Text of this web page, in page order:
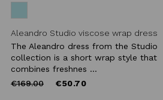
Aleandro Studio viscose wrap dress
The Aleandro dress from the Studio
collection is a short wrap style that
combines freshnes ...
Price
€169.00to €50.70